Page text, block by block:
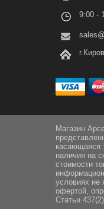
9:00 -
Магазин
касающаяся
наличия на
стоимости
условиях не
офертой,
Статьи